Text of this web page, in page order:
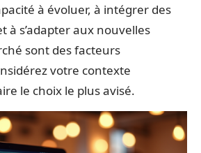
à évoluer, à intégrer des
à s’adapter aux nouvelles
sont des facteurs
votre contexte
le choix le plus avisé.